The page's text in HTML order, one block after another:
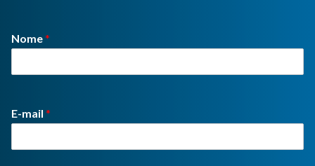
Nome*
E-mail *